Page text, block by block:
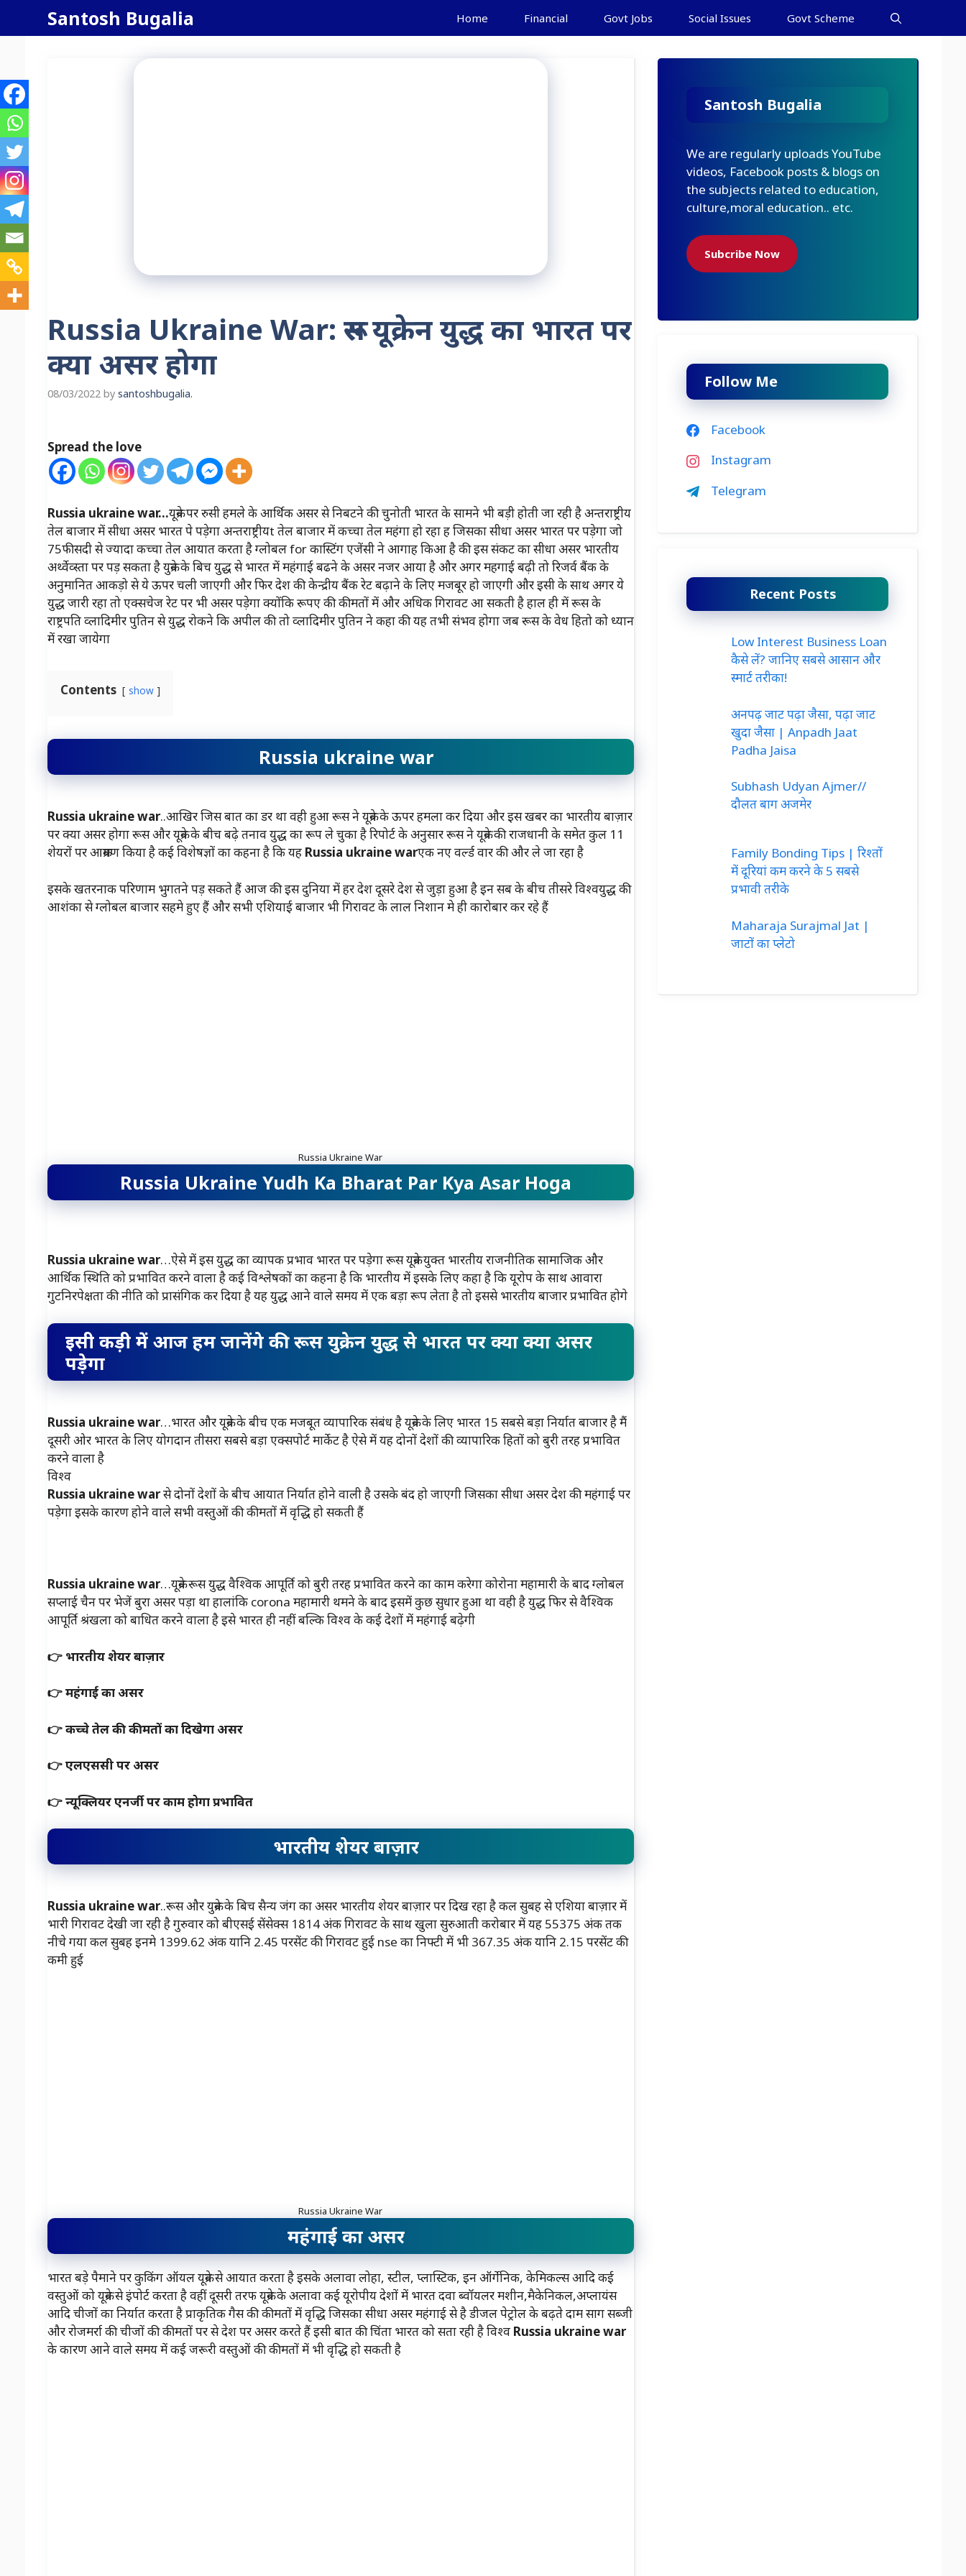
Santosh Bugalia Home Financial Govt Jobs Social Issues Govt Scheme
Russia Ukraine War: रूस यूक्रेन युद्ध का भारत पर
क्या असर होगा
08/03/2022 by santoshbugalia.
Spread the love
Russia ukraine war…यूक्रेन पर रुसी हमले के आर्थिक असर से निबटने की चुनोती भारत के सामने भी बड़ी होती जा रही है अन्तराष्ट्रीय
तेल बाजार में सीधा असर भारत पे पड़ेगा अन्तराष्ट्रीयt तेल बाजार में कच्चा तेल महंगा हो रहा ह जिसका सीधा असर भारत पर पड़ेगा जो
75फीसदी से ज्यादा कच्चा तेल आयात करता है ग्लोबल for कास्टिंग एजेंसी ने आगाह किआ है की इस संकट का सीधा असर भारतीय
अर्थ्वेव्स्ता पर पड़ सकता है युक्रेन के बिच युद्ध से भारत में महंगाई बढने के असर नजर आया है और अगर महगाई बढ़ी तो रिजर्व बैंक के
अनुमानित आकड़ो से ये ऊपर चली जाएगी और फिर देश की केन्द्रीय बैंक रेट बढ़ाने के लिए मजबूर हो जाएगी और इसी के साथ अगर ये
युद्ध जारी रहा तो एक्सचेज रेट पर भी असर पड़ेगा क्योंकि रूपए की कीमतों में और अधिक गिरावट आ सकती है हाल ही में रूस के
राष्ट्रपति व्लादिमीर पुतिन से युद्ध रोकने कि अपील की तो व्लादिमीर पुतिन ने कहा की यह तभी संभव होगा जब रूस के वेध हितो को ध्यान
में रखा जायेगा
Contents show
Russia ukraine war
Russia ukraine war..आखिर जिस बात का डर था वही हुआ रूस ने यूक्रेन के ऊपर हमला कर दिया और इस खबर का भारतीय बाज़ार
पर क्या असर होगा रूस और यूक्रेन के बीच बढ़े तनाव युद्ध का रूप ले चुका है रिपोर्ट के अनुसार रूस ने यूक्रेन की राजधानी के समेत कुल 11
शेयरों पर आक्रमण किया है कई विशेषज्ञों का कहना है कि यह Russia ukraine warएक नए वर्ल्ड वार की और ले जा रहा है
इसके खतरनाक परिणाम भुगतने पड़ सकते हैं आज की इस दुनिया में हर देश दूसरे देश से जुड़ा हुआ है इन सब के बीच तीसरे विश्वयुद्ध की
आशंका से ग्लोबल बाजार सहमे हुए हैं और सभी एशियाई बाजार भी गिरावट के लाल निशान मे ही कारोबार कर रहे हैं
Russia Ukraine War
Russia Ukraine Yudh Ka Bharat Par Kya Asar Hoga
Russia ukraine war…ऐसे में इस युद्ध का व्यापक प्रभाव भारत पर पड़ेगा रूस यूक्रेन युक्त भारतीय राजनीतिक सामाजिक और
आर्थिक स्थिति को प्रभावित करने वाला है कई विश्लेषकों का कहना है कि भारतीय में इसके लिए कहा है कि यूरोप के साथ आवारा
गुटनिरपेक्षता की नीति को प्रासंगिक कर दिया है यह युद्ध आने वाले समय में एक बड़ा रूप लेता है तो इससे भारतीय बाजार प्रभावित होगे
इसी कड़ी में आज हम जानेंगे की रूस युक्रेन युद्ध से भारत पर क्या क्या असर
पड़ेगा
Russia ukraine war…भारत और यूक्रेन के बीच एक मजबूत व्यापारिक संबंध है यूक्रेन के लिए भारत 15 सबसे बड़ा निर्यात बाजार है मैं
दूसरी ओर भारत के लिए योगदान तीसरा सबसे बड़ा एक्सपोर्ट मार्केट है ऐसे में यह दोनों देशों की व्यापारिक हितों को बुरी तरह प्रभावित
करने वाला है
विश्व
Russia ukraine warसे दोनों देशों के बीच आयात निर्यात होने वाली है उसके बंद हो जाएगी जिसका सीधा असर देश की महंगाई पर
पड़ेगा इसके कारण होने वाले सभी वस्तुओं की कीमतों में वृद्धि हो सकती हैं
Russia ukraine war…यूक्रेन रूस युद्ध वैश्विक आपूर्ति को बुरी तरह प्रभावित करने का काम करेगा कोरोना महामारी के बाद ग्लोबल
सप्लाई चैन पर भेजें बुरा असर पड़ा था हालांकि corona महामारी थमने के बाद इसमें कुछ सुधार हुआ था वही है युद्ध फिर से वैश्विक
आपूर्ति श्रंखला को बाधित करने वाला है इसे भारत ही नहीं बल्कि विश्व के कई देशों में महंगाई बढ़ेगी
👉 भारतीय शेयर बाज़ार
👉 महंगाई का असर
👉 कच्चे तेल की कीमतों का दिखेगा असर
👉 एलएससी पर असर
👉 न्यूक्लियर एनर्जी पर काम होगा प्रभावित
भारतीय शेयर बाज़ार
Russia ukraine war..रूस और युक्रेन के बिच सैन्य जंग का असर भारतीय शेयर बाज़ार पर दिख रहा है कल सुबह से एशिया बाज़ार में
भारी गिरावट देखी जा रही है गुरुवार को बीएसई सेंसेक्स 1814 अंक गिरावट के साथ खुला सुरुआती करोबार में यह 55375 अंक तक
नीचे गया कल सुबह इनमे 1399.62 अंक यानि 2.45 परसेंट की गिरावट हुई nse का निफ्टी में भी 367.35 अंक यानि 2.15 परसेंट की
कमी हुई
Russia Ukraine War
महंगाई का असर
भारत बड़े पैमाने पर कुकिंग ऑयल यूक्रेन से आयात करता है इसके अलावा लोहा, स्टील, प्लास्टिक, इन ऑर्गेनिक, केमिकल्स आदि कई
वस्तुओं को यूक्रेन से इंपोर्ट करता है वहीं दूसरी तरफ यूक्रेन के अलावा कई यूरोपीय देशों में भारत दवा ब्वॉयलर मशीन,मैकेनिकल,अप्लायंस
आदि चीजों का निर्यात करता है प्राकृतिक गैस की कीमतों में वृद्धि जिसका सीधा असर महंगाई से है डीजल पेट्रोल के बढ़ते दाम साग सब्जी
और रोजमर्रा की चीजों की कीमतों पर से देश पर असर करते हैं इसी बात की चिंता भारत को सता रही है विश्व Russia ukraine war
के कारण आने वाले समय में कई जरूरी वस्तुओं की कीमतों में भी वृद्धि हो सकती है
Santosh Bugalia
We are regularly uploads YouTube
videos, Facebook posts & blogs on
the subjects related to education,
culture,moral education.. etc.
Subcribe Now
Follow Me
Facebook
Instagram
Telegram
Recent Posts
Low Interest Business Loan
कैसे लें? जानिए सबसे आसान और
स्मार्ट तरीका!
अनपढ़ जाट पढ़ा जैसा, पढ़ा जाट
खुदा जैसा | Anpadh Jaat
Padha Jaisa
Subhash Udyan Ajmer//
दौलत बाग अजमेर
Family Bonding Tips | रिश्तों
में दूरियां कम करने के 5 सबसे
प्रभावी तरीके
Maharaja Surajmal Jat |
जाटों का प्लेटो